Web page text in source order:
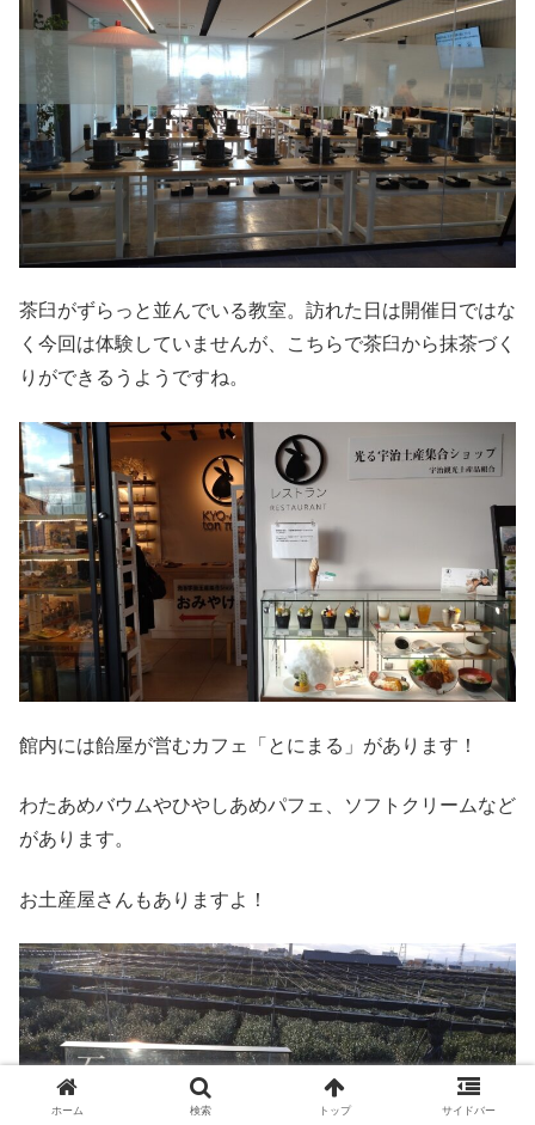
茶臼がずらっと並んでいる教室。訪れた日は開催日ではな
く今回は体験していませんが、こちらで茶臼から抹茶づく
りができるうようですね。
館内には飴屋が営むカフェ「とにまる」があります！
わたあめバウムやひやしあめパフェ、ソフトクリームなど
があります。
お土産屋さんもありますよ！
ホーム 検索 トップ サイドバー